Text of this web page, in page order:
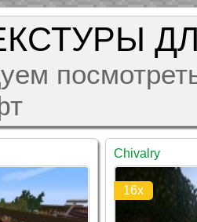
Chivalry
16x